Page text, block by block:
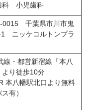
科 小児歯科
0015 千葉県市川市鬼
ニッケコルトンプラ
線・都営新宿線「本八
より徒歩10分
本八幡駅北口より無料
有）